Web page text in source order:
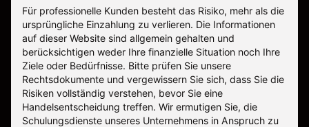
Für professionelle Kunden besteht das Risiko, mehr als die
ursprüngliche Einzahlung zu verlieren. Die Informationen
auf dieser Website sind allgemein gehalten und
berücksichtigen weder Ihre finanzielle Situation noch Ihre
Ziele oder Bedürfnisse. Bitte prüfen Sie unsere
Rechtsdokumente und vergewissern Sie sich, dass Sie die
Risiken vollständig verstehen, bevor Sie eine
Handelsentscheidung treffen. Wir ermutigen Sie, die
Schulungsdienste unseres Unternehmens in Anspruch zu